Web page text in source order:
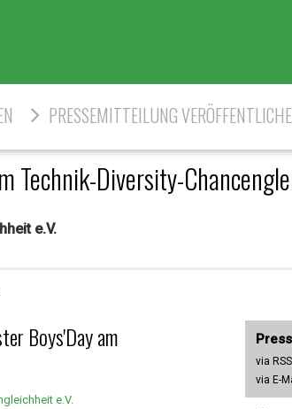
PRESSEMITTEILUNG
Technik-Diversity-
e.V.
Boys'Day am
e.V.
via
via E-